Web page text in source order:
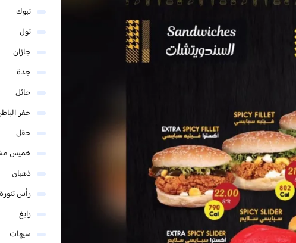
تبوك
ثول
جازان
جدة
حائل
حفر
حقل
خميس
ذهبان
رأس تنورة
رابغ
سيهات